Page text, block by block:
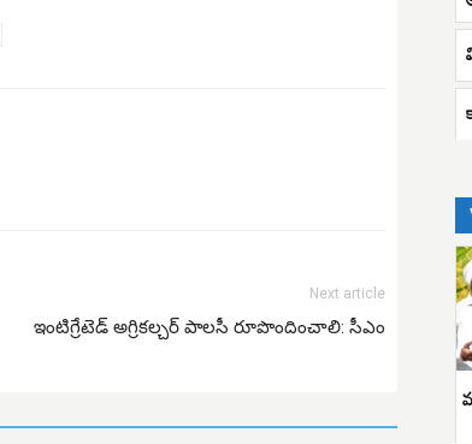
Next article
ఇంటిగ్రేటెడ్ అగ్రికల్చర్ పాలసీ రూపొందించాలి: సీఎం